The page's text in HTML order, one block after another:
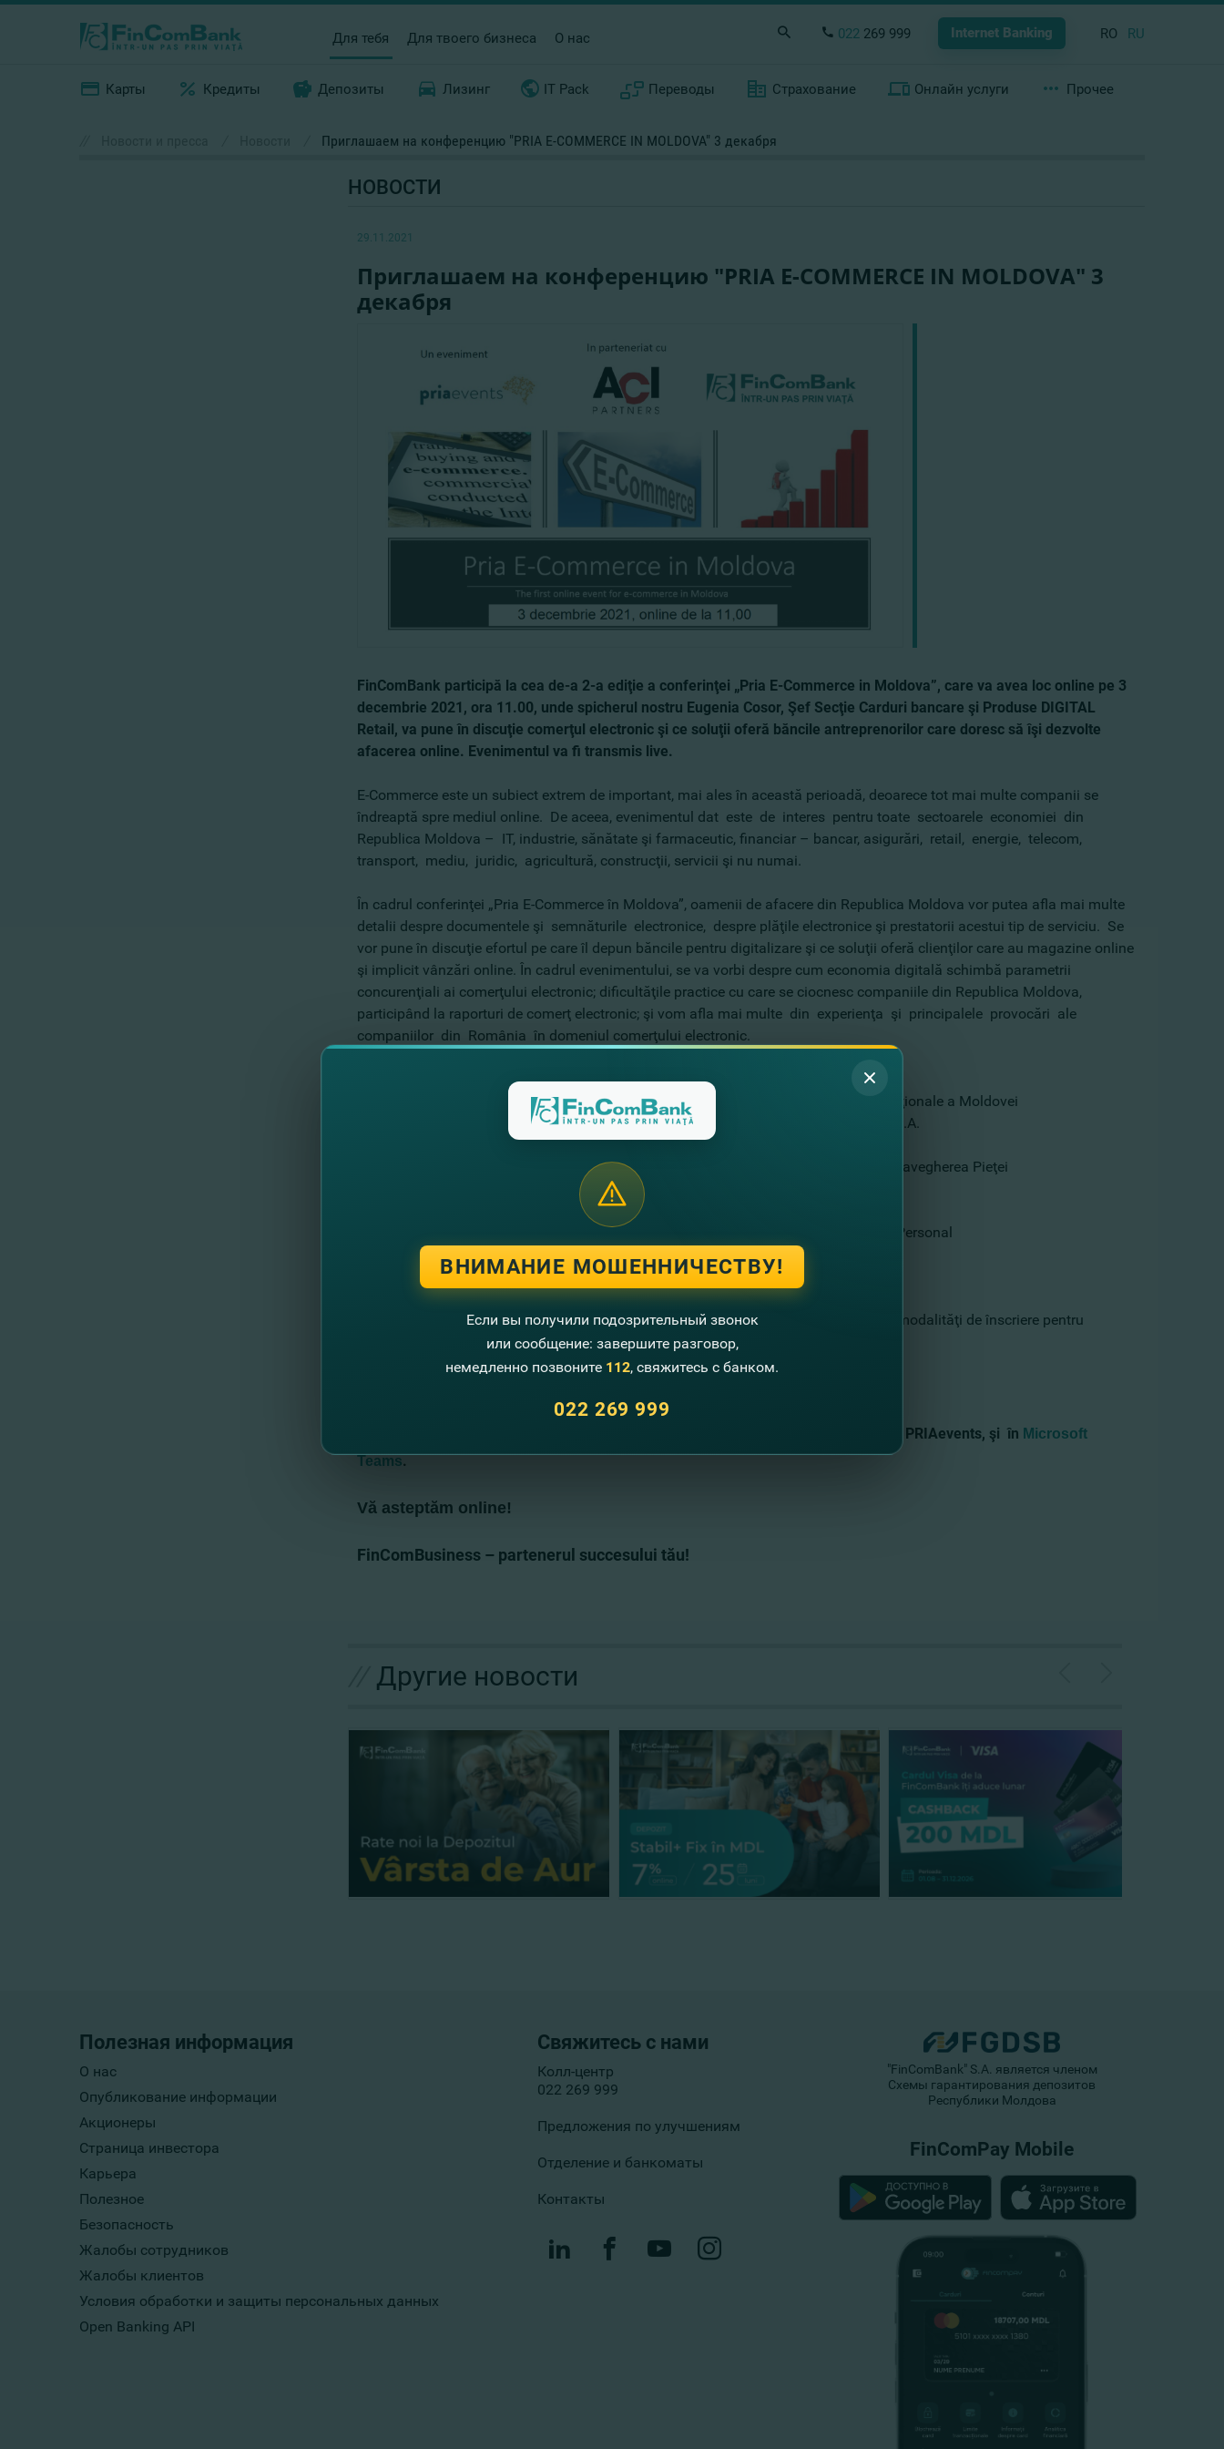
Для тебя Для твоего бизнеса О нас 022 269 999 Internet Banking RO RU
Карты Кредиты Депозиты Лизинг IT Pack Переводы Страхование Онлайн услуги Прочее
Приглашаем на конференцию "PRIA E-COMMERCE IN MOLDOVA" 3 декабря
НОВОСТИ
29.11.2021
Приглашаем на конференцию "PRIA E-COMMERCE IN MOLDOVA" 3
декабря
FinComBank participă la cea de-a 2-a ediţie a conferinţei „Pria E-Commerce in Moldova”, care va avea loc online pe 3
decembrie 2021, ora 11.00, unde spicherul nostru Eugenia Cosor, Şef Secţie Carduri bancare şi Produse DIGITAL
Retail, va pune în discuţie comerţul electronic şi ce soluţii oferă băncile antreprenorilor care doresc să îşi dezvolte
afacerea online. Evenimentul va fi transmis live.
E-Commerce este un subiect extrem de important, mai ales în această perioadă, deoarece tot mai multe companii se
îndreaptă spre mediul online. De aceea, evenimentul dat este de interes pentru toate sectoarele economiei din
Republica Moldova – IT, industrie, sănătate şi farmaceutic, financiar – bancar, asigurări, retail, energie, telecom,
transport, mediu, juridic, agricultură, construcţii, servicii şi nu numai.
În cadrul conferinţei „Pria E-Commerce în Moldova”, oamenii de afacere din Republica Moldova vor putea afla mai multe
detalii despre documentele şi semnăturile electronice, despre plăţile electronice şi prestatorii acestui tip de serviciu. Se
vor pune în discuţie efortul pe care îl depun băncile pentru digitalizare şi ce soluţii oferă clienţilor care au magazine online
şi implicit vânzări online. În cadrul evenimentului, se va vorbi despre cum economia digitală schimbă parametrii
concurenţiali ai comerţului electronic; dificultăţile practice cu care se ciocnesc companiile din Republica Moldova,
participând la raporturi de comerţ electronic; şi vom afla mai multe din experienţa şi principalele provocări ale
companiilor din România în domeniul comerţului electronic.
• Cristian ONICA, Specialist principal al Departamentului Sisteme de Plăţi a Băncii Naţionale a Moldovei
• Eugenia Cosor, Şef Secţie Carduri bancare şi Produse DIGITAL Retail, FinComBank S.A.
• Carolina PARCALAB, Avocat, ACI Partners
• Violina VARTA, Director adjunct, Autoritatea pentru Protecţia Consumatorului si Supravegherea Pieţei
• Marius GHENEA, Antreprenor / Managing Partner, Catalyst Romania
• Adrian SOROCEAN, Avocat, ACI Partners
• Eduard RĂDUCAN, Director, Centrul Naţional pentru Protecţia Datelor cu Caracter Personal
• Roman ŞTIRBU, CEO, Simpals
• Marina Bzovîi, Executive Director, moldovan Association of ICT Companies
Mai multe detalii despre agenda evenimentului PRIA E-COMMERCE IN MOLDOVA şi modalităţi de înscriere pentru
participare puteţi găsi pe www.priaevents.ro.
Evenimentul va fi transmis LIVE în Facebook şi LinkedIn pe paginile FinComBank şi PRIAevents, şi în Microsoft
Teams.
Vă asteptăm online!
FinComBusiness – partenerul succesului tău!
Другие новости
Полезная информация
О нас
Опубликование информации
Акционеры
Страница инвестора
Карьера
Полезное
Безопасность
Жалобы сотрудников
Жалобы клиентов
Условия обработки и защиты персональных данных
Open Banking API
Свяжитесь с нами
Колл-центр
022 269 999
Предложения по улучшениям
Отделение и банкоматы
Контакты
"FinComBank" S.A. является членом
Схемы гарантирования депозитов
Республики Молдова
FinComPay Mobile
ВНИМАНИЕ МОШЕННИЧЕСТВУ!
Если вы получили подозрительный звонок
или сообщение: завершите разговор,
немедленно позвоните 112, свяжитесь с банком.
022 269 999